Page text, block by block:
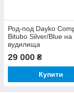
Род-под Dayko
Bitubo Silver/Blue на
вудилища
29 000 ₴
Купити